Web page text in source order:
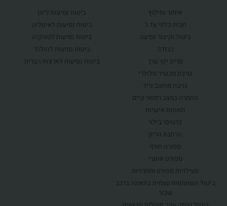
איתור וחילוץ
חבות כלפי צד ג'
ביטול וקיצור נסיעה
כבודה
פריט יקר ערך
גניבת מכשיר סלולרי
גניבת מחשב נייד
החמרה במצב רפואי קיים
תאונות אישיות
כרטיסי בילוי
הרחבת הריון
ספורט חורף
ספורט אתגרי
פעילויות ספורט ותחרויות
ביטול השתתפות עצמית בתאונה ברכב
שכור
ביטוח נסיעות ליוון
ביטוח נסיעות לאיטליה
ביטוח נסיעות לטורקיה
ביטוח נסיעות להולנד
ביטוח נסיעות לארצות הברית